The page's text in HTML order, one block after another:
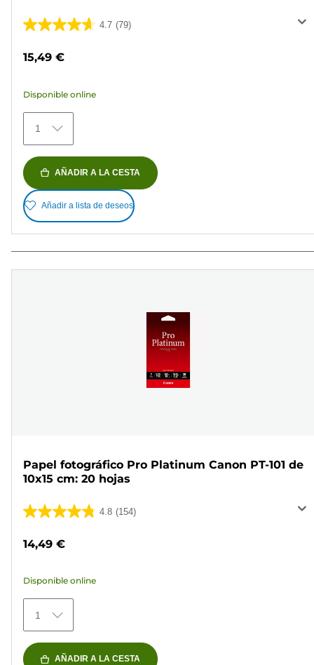
4.7 (79)
4.7
79
reseñas
15,49 €
Disponible online
1
AÑADIR A LA CESTA
Añadir a lista de deseos
Papel fotográfico Pro Platinum Canon PT-101 de
10x15 cm: 20 hojas
4.8 (154)
4.8
5
154
reseñas
14,49 €
Disponible online
1
AÑADIR A LA CESTA